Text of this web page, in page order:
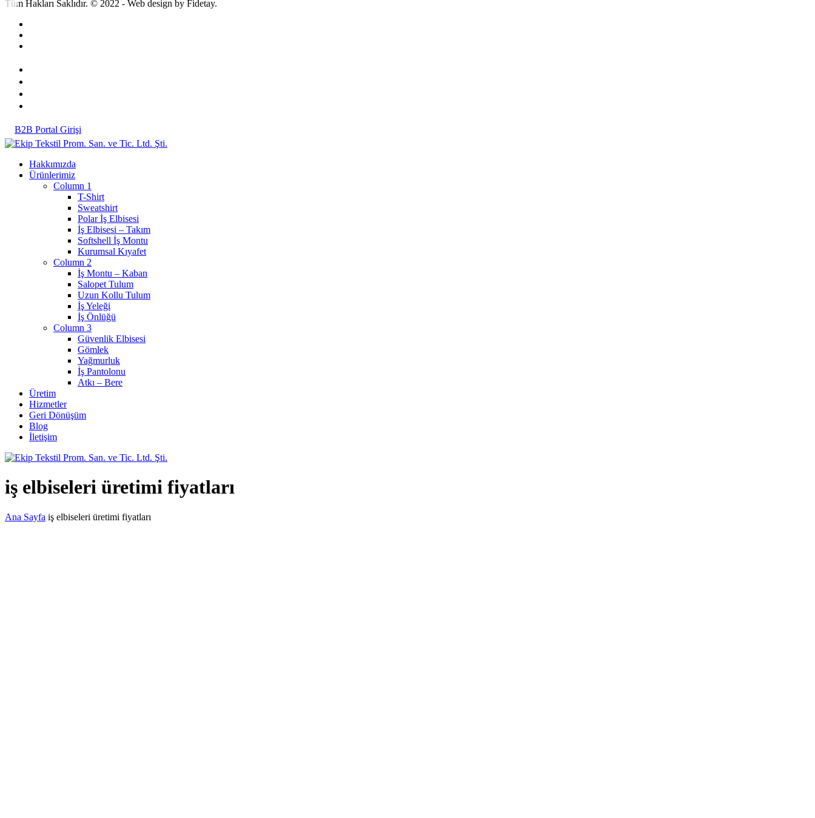
Tüm Hakları Saklıdır. © 2022 - Web design by Fidetay.
B2B Portal Girişi
Hakkımızda
Ürünlerimiz
Column 1
T-Shirt
Sweatshirt
Polar İş Elbisesi
İş Elbisesi – Takım
Softshell İş Montu
Kurumsal Kıyafet
Column 2
İş Montu – Kaban
Salopet Tulum
Uzun Kollu Tulum
İş Yeleği
İş Önlüğü
Column 3
Güvenlik Elbisesi
Gömlek
Yağmurluk
İş Pantolonu
Atkı – Bere
Üretim
Hizmetler
Geri Dönüşüm
Blog
İletişim
iş elbiseleri üretimi fiyatları
Ana Sayfa iş elbiseleri üretimi fiyatları